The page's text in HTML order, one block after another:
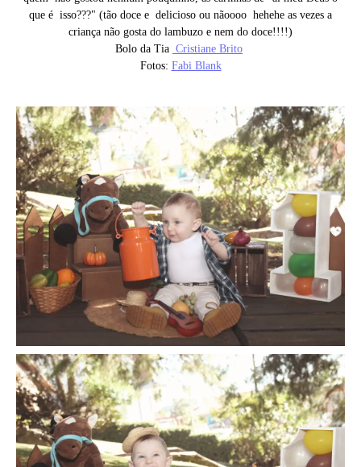
que é isso???" (tão doce e delicioso ou nãoooo hehehe as vezes a
criança não gosta do lambuzo e nem do doce!!!!)
Bolo da Tia Cristiane Brito
Fotos: Fabi Blank